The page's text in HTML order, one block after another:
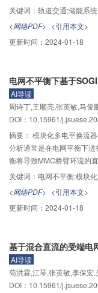
牵引供电架构的基础上引入
引负荷、储能系统及新能
定性对能量管理系统的影
对牵引网的功率冲击，延长
Petri网（fuzzy Petri nets
统与储能系统、新能源发电
–源–储–车”协同供能体系
模糊Petri网的输入参数，经
放电阈值的自适应动态调整
真结果表明：相较于基于
值管理策略能够有效提升
光伏发电系统的利用电度
率及储能系统的平均放电
关键词： 轨道交通;储能系
<网络PDF> <引用本文>
更新时间： 2024-01-18
电网不平衡下基于
AI导读
周诗丁,王顺亮,张英敏,马俊
DOI：10.15961/
摘要： 模块化多电平换流
分析通常是在电网平衡下
衡将导致MMC桥臂环流的
分量，使系统损耗增加，影
单元的瞬时功率分析环流
路。然后，提出一种电网
generalized integrator，
波分量与不相等的直流分
谐振（proportional
PSCAD/EMTDC平台中搭
略与传统环流抑制策略、采
谐振（proportional integral
关键词： 电网不平衡;模块
<网络PDF> <引用本文>
更新时间： 2024-01-18
基于混合直流的受端电
AI导读
苟洪霖,江琴,张英敏,李保宏
DOI：10.15961/